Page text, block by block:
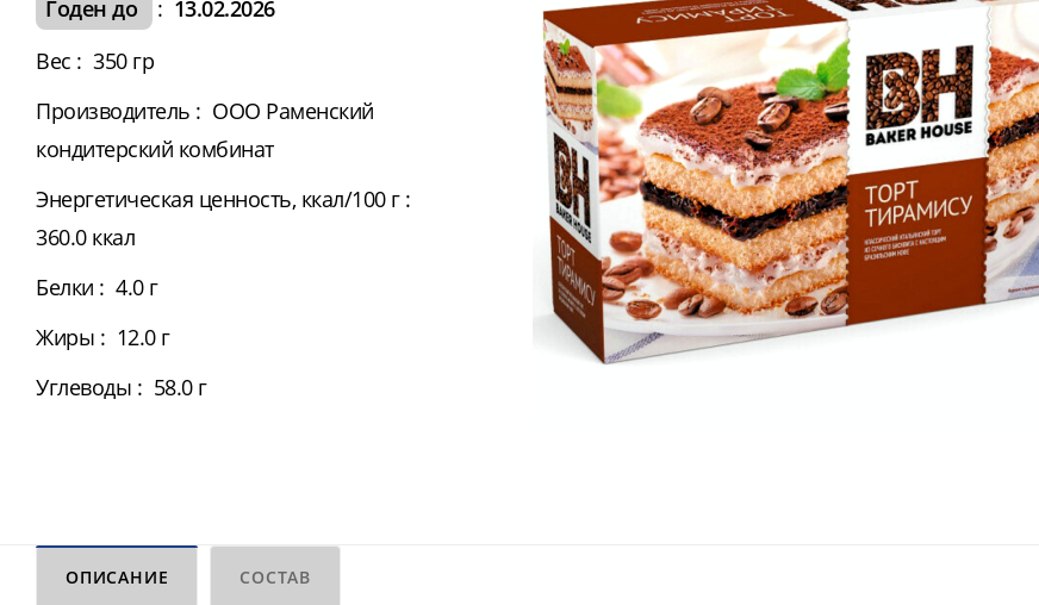
Годен до : 13.02.2026
Вес : 350 гр
Производитель : ООО Раменский
кондитерский комбинат
Энергетическая ценность, ккал/100 г :
360.0 ккал
Белки : 4.0 г
Жиры : 12.0 г
Углеводы : 58.0 г
ОПИСАНИЕ СОСТАВ